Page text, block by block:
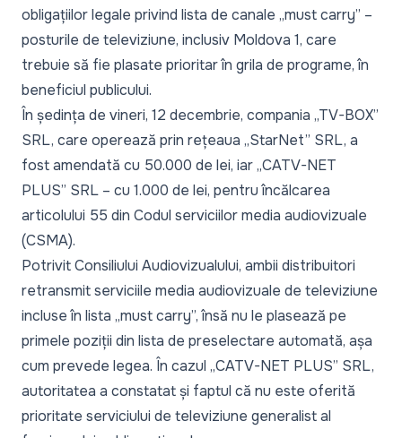
obligațiilor legale privind lista de canale „must carry” –
posturile de televiziune, inclusiv Moldova 1, care
trebuie să fie plasate prioritar în grila de programe, în
beneficiul publicului.
În ședința de vineri, 12 decembrie, compania „TV-BOX”
SRL, care operează prin rețeaua „StarNet” SRL, a
fost amendată cu 50.000 de lei, iar „CATV-NET
PLUS” SRL – cu 1.000 de lei, pentru încălcarea
articolului 55 din Codul serviciilor media audiovizuale
(CSMA).
Potrivit Consiliului Audiovizualului, ambii distribuitori
retransmit serviciile media audiovizuale de televiziune
incluse în lista „must carry”, însă nu le plasează pe
primele poziții din lista de preselectare automată, așa
cum prevede legea. În cazul „CATV-NET PLUS” SRL,
autoritatea a constatat și faptul că nu este oferită
prioritate serviciului de televiziune generalist al